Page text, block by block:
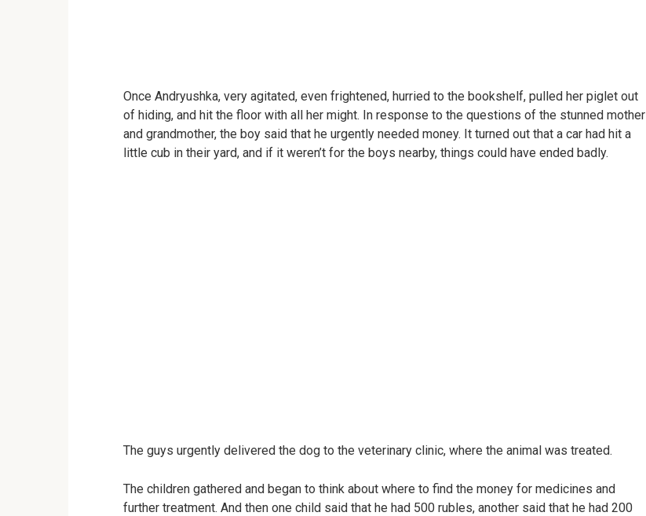
Once Andryushka, very agitated, even frightened, hurried to the bookshelf, pulled her piglet out
of hiding, and hit the floor with all her might. In response to the questions of the stunned mother
and grandmother, the boy said that he urgently needed money. It turned out that a car had hit a
little cub in their yard, and if it weren’t for the boys nearby, things could have ended badly.
The guys urgently delivered the dog to the veterinary clinic, where the animal was treated.
The children gathered and began to think about where to find the money for medicines and
further treatment. And then one child said that he had 500 rubles, another said that he had 200